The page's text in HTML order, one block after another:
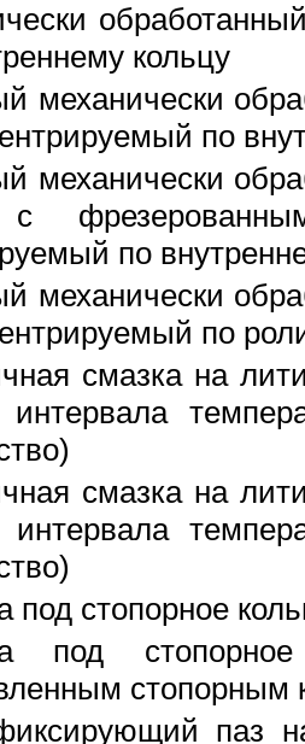
кольцу
механически
по
механически
по
механически
по
смазка на
смазка на
под стопорное
под
стопорным
паз